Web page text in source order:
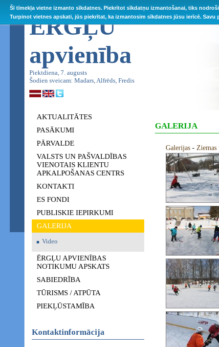
Šī tīmekļa vietne izmanto sīkdatnes. Piekrītot sīkdatņu izmantošanai, tiks
Turpinot vietnes apskati, jūs piekrītat, ka izmantosim sīkdatnes jūsu ierīcē.
ĒRGĻU
apvienība
Piektdiena, 7. augusts
Šodien sveicam: Madars, Alfrēds, Fredis
AKTUALITĀTES
PASĀKUMI
PĀRVALDE
VALSTS UN PAŠVALDĪBAS
VIENOTAIS KLIENTU
APKALPOŠANAS CENTRS
KONTAKTI
ES FONDI
PUBLISKIE IEPIRKUMI
GALERIJA
Video
ĒRGĻU APVIENĪBAS
NOTIKUMU APSKATS
SABIEDRĪBA
TŪRISMS / ATPŪTA
PIEKĻŪSTAMĪBA
Kontaktinformācija
GALERIJA
Galerijas - Ziemas